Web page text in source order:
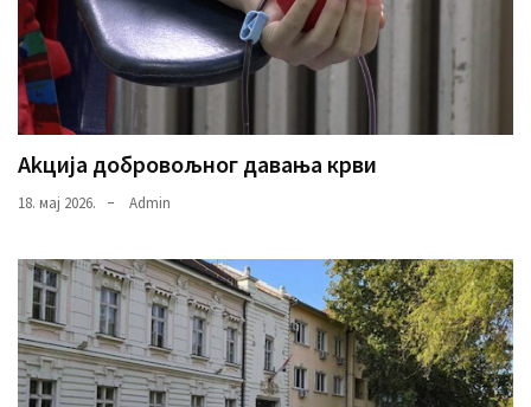
Аkција добровољног давања крви
18. мај 2026. Admin